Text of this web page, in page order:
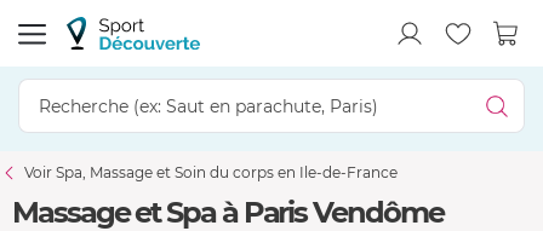
Voir Spa, Massage et Soin du corps en Ile-de-France
Massage et Spa à Paris Vendôme